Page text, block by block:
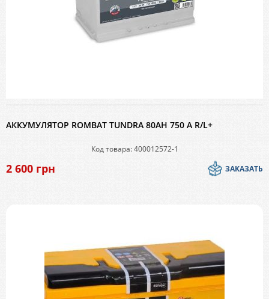
АККУМУЛЯТОР ROMBAT TUNDRA 80AH 750 A R/L+
Код товара: 400012572-1
2 600 грн ЗАКАЗАТЬ